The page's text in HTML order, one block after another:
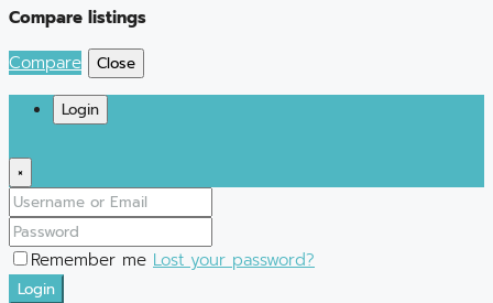
Compare listings
Compare
Close
Login
×
Remember me Lost your password?
Login